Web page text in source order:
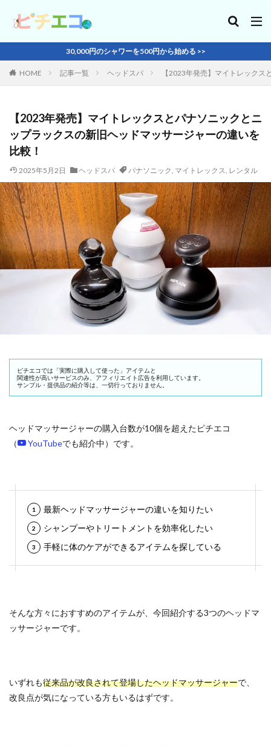
30,000円のシャワーを500円から始める >>
HOME 記事一覧 ヘッドスパ 【2023年発売】マイトレック
【2023年発売】マイトレックスとパナソニックとニ
ップラックスの新旧ヘッドマッサージャーの違いを
比較！
2025年5月2日 ヘッドスパ パナソニック, マイトレックス, レンタル
ピチエコでは「実際に購入して使った」アイテムと
関連性が高いサービスのみ、アフィリエイト広告を利用しています。
サンプル・提供品の紹介等は、一切行っておりません。
ヘッドマッサージャーの購入台数が10個を超えたピチエコ
（
YouTubeでも紹介中）です。
最新ヘッドマッサージャーの違いを知りたい
シャンプーやトリートメントを効率化したい
手軽に体のケアができるアイテムを探している
そんな方々におすすめのアイテムが、今回紹介する3つのヘッドマ
ッサージャーです。
いずれも従来品が改良されて登場したヘッドマッサージャーで、
改良点が気になっている方もいるはずです。